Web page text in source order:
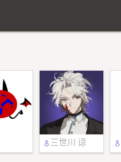
三世川 谅